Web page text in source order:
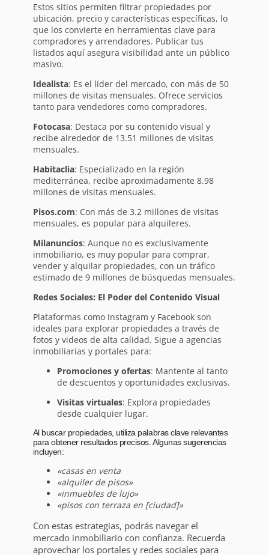
Estos sitios permiten filtrar propiedades por
ubicación, precio y características específicas, lo
que los convierte en herramientas clave para
compradores y arrendadores. Publicar tus
listados aquí asegura visibilidad ante un público
masivo.
Idealista: Es el líder del mercado, con más de 50
millones de visitas mensuales. Ofrece servicios
tanto para vendedores como compradores.
Fotocasa: Destaca por su contenido visual y
recibe alrededor de 13.51 millones de visitas
mensuales.
Habitaclia: Especializado en la región
mediterránea, recibe aproximadamente 8.98
millones de visitas mensuales.
Pisos.com: Con más de 3.2 millones de visitas
mensuales, es popular para alquileres.
Milanuncios: Aunque no es exclusivamente
inmobiliario, es muy popular para comprar,
vender y alquilar propiedades, con un tráfico
estimado de 9 millones de búsquedas mensuales.
Redes Sociales: El Poder del Contenido Visual
Plataformas como Instagram y Facebook son
ideales para explorar propiedades a través de
fotos y videos de alta calidad. Sigue a agencias
inmobiliarias y portales para:
Promociones y ofertas: Mantente al tanto
de descuentos y oportunidades exclusivas.
Visitas virtuales: Explora propiedades
desde cualquier lugar.
Al buscar propiedades, utiliza palabras clave relevantes
para obtener resultados precisos. Algunas sugerencias
incluyen:
«casas en venta
«alquiler de pisos»
«inmuebles de lujo»
«pisos con terraza en [ciudad]»
Con estas estrategias, podrás navegar el
mercado inmobiliario con confianza. Recuerda
aprovechar los portales y redes sociales para